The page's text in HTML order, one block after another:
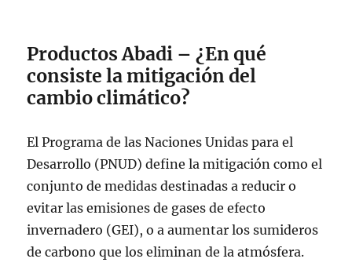
Productos Abadi – ¿En qué
consiste la mitigación del
cambio climático?
El Programa de las Naciones Unidas para el
Desarrollo (PNUD) define la mitigación como el
conjunto de medidas destinadas a reducir o
evitar las emisiones de gases de efecto
invernadero (GEI), o a aumentar los sumideros
de carbono que los eliminan de la atmósfera.